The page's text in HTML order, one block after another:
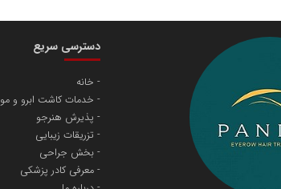
سازمان صنعت،معدن و تجارت
دسترسی سریع
خانه
خدمات کاشت ابرو و مو
پذیرش هنرجو
تزریقات زیبایی
بخش جراحی
معرفی کادر پزشکی